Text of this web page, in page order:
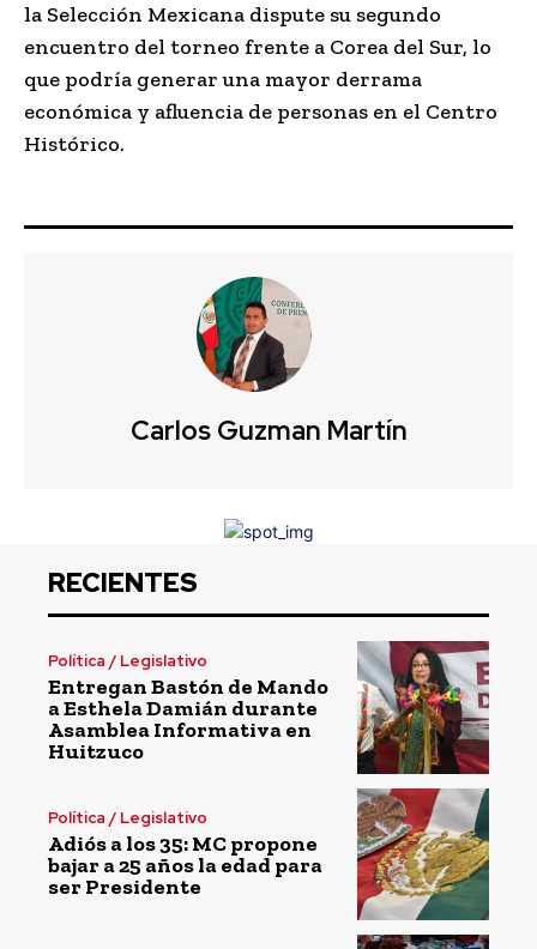
la Selección Mexicana dispute su segundo
encuentro del torneo frente a Corea del Sur, lo
que podría generar una mayor derrama
económica y afluencia de personas en el Centro
Histórico.
Carlos Guzman Martín
RECIENTES
Política / Legislativo
Entregan Bastón de Mando
a Esthela Damián durante
Asamblea Informativa en
Huitzuco
Política / Legislativo
Adiós a los 35: MC propone
bajar a 25 años la edad para
ser Presidente